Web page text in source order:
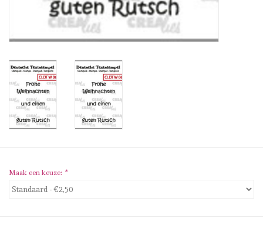
Embellishments
Embellishment/bedeltjes
Mixed Media
Diversen
Inkleurbenodigdheden
Maak een keuze: *